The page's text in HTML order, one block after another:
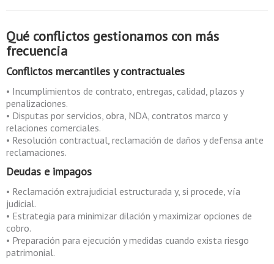
Qué conflictos gestionamos con más
frecuencia
Conflictos mercantiles y contractuales
• Incumplimientos de contrato, entregas, calidad, plazos y
penalizaciones.
• Disputas por servicios, obra, NDA, contratos marco y
relaciones comerciales.
• Resolución contractual, reclamación de daños y defensa ante
reclamaciones.
Deudas e impagos
• Reclamación extrajudicial estructurada y, si procede, vía
judicial.
• Estrategia para minimizar dilación y maximizar opciones de
cobro.
• Preparación para ejecución y medidas cuando exista riesgo
patrimonial.